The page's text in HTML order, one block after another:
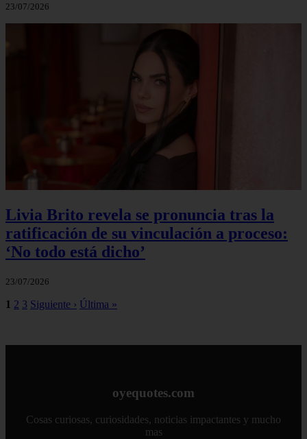
23/07/2026
Livia Brito revela se pronuncia tras la
ratificación de su vinculación a proceso:
‘No todo está dicho’
23/07/2026
1 2 3 Siguiente › Última »
oyequotes.com
Cosas curiosas, curiosidades, noticias impactantes y mucho
mas